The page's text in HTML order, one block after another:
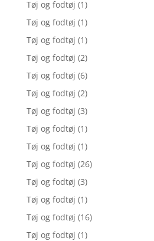
Tøj og fodtøj (1)
Tøj og fodtøj (1)
Tøj og fodtøj (1)
Tøj og fodtøj (2)
Tøj og fodtøj (6)
Tøj og fodtøj (2)
Tøj og fodtøj (3)
Tøj og fodtøj (1)
Tøj og fodtøj (1)
Tøj og fodtøj (26)
Tøj og fodtøj (3)
Tøj og fodtøj (1)
Tøj og fodtøj (16)
Tøj og fodtøj (1)